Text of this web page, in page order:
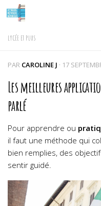
Skip to content
LYCÉE ET PLUS
PAR CAROLINE J · 17
Les meilleures
parlé
Pour apprendre ou
il faut une méthode qui
bien remplies, des
sentir guidé.